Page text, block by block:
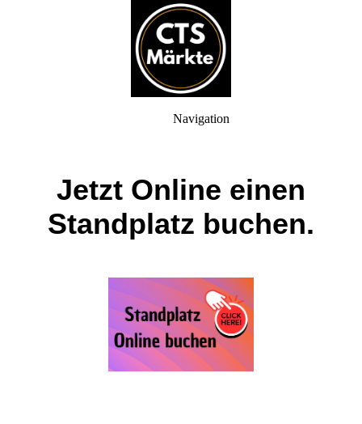
Navigation
Jetzt Online einen
Standplatz buchen.